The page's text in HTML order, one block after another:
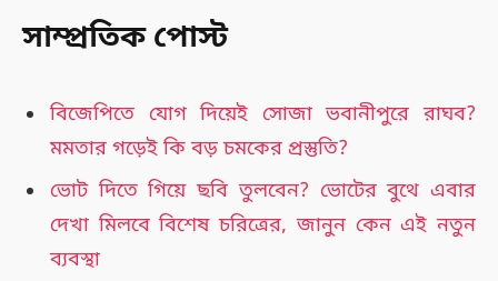
সাম্প্রতিক পোস্ট
বিজেপিতে যোগ দিয়েই সোজা ভবানীপুরে রাঘব?
মমতার গড়েই কি বড় চমকের প্রস্তুতি?
ভোট দিতে গিয়ে ছবি তুলবেন? ভোটের বুথে এবার
দেখা মিলবে বিশেষ চরিত্রের, জানুন কেন এই নতুন
ব্যবস্থা